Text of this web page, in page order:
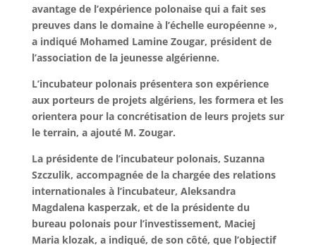
avantage de l’expérience polonaise qui a fait ses
preuves dans le domaine à l’échelle européenne »,
a indiqué Mohamed Lamine Zougar, président de
l’association de la jeunesse algérienne.
L’incubateur polonais présentera son expérience
aux porteurs de projets algériens, les formera et les
orientera pour la concrétisation de leurs projets sur
le terrain, a ajouté M. Zougar.
La présidente de l’incubateur polonais, Suzanna
Szczulik, accompagnée de la chargée des relations
internationales à l’incubateur, Aleksandra
Magdalena kasperzak, et de la présidente du
bureau polonais pour l’investissement, Maciej
Maria klozak, a indiqué, de son côté, que l’objectif